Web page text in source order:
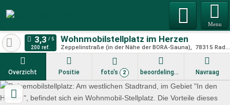
Menu
Wohnmobilstellplatz im Herzen
Zeppelinstraße (in der Nähe der BORA-Sauna) 78315 Radolfzell
200 ref.
Overzicht Positie foto's 2 beoordelingen Navraag